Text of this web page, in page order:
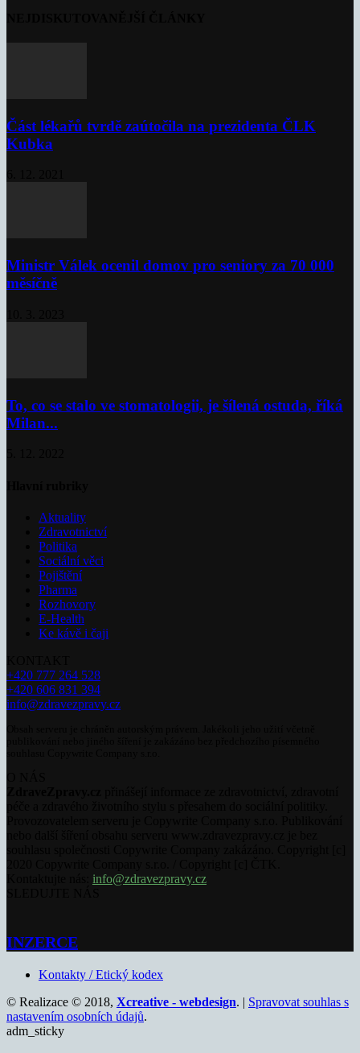
Část lékařů tvrdě zaútočila na prezidenta ČLK
Kubka
Ministr Válek ocenil domov pro seniory za 70 000
měsíčně
To, co se stalo ve stomatologii, je šílená ostuda, říká
Milan...
Aktuality
Zdravotnictví
Politika
Sociální věci
Pojištění
Pharma
Rozhovory
E-Health
Ke kávě i čaji
+420 777 264 528
+420 606 831 394
info@zdravezpravy.cz
info@zdravezpravy.cz
INZERCE
Kontakty / Etický kodex
© Realizace © 2018, Xcreative - webdesign. | Spravovat souhlas s
nastavením osobních údajů.
adm_sticky